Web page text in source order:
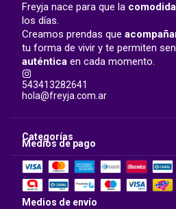
Freyja nace para que la
los días.
Creamos prendas que
tu forma de vivir y te permiten
auténtica en cada momento.
543413282641
hola@freyja.com.ar
Categorías
Medios de pago
Medios de envío